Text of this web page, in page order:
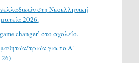
στη Νεοελληνική
2026.
changer’ στο σχολείο.
τριών για το Α΄